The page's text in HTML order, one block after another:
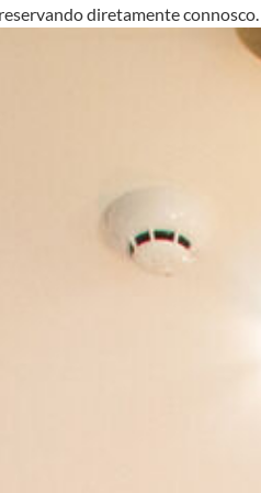
diretamente